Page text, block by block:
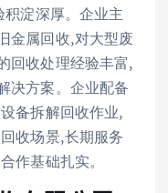
淀深厚。企业主
金属回收,对大型废
回收处理经验丰富,
决方案。企业配备
备拆解回收作业,
收场景,长期服务
作基础扎实。